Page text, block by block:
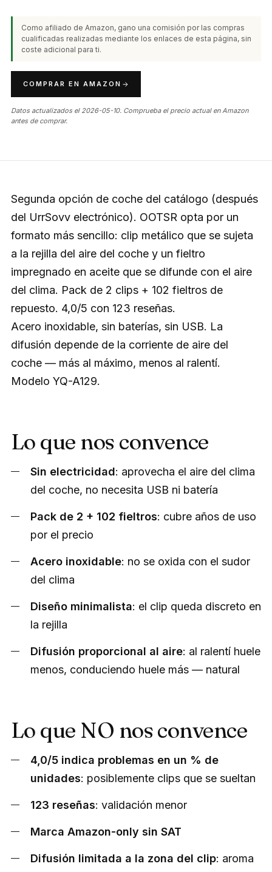
Como afiliado de Amazon, gano una comisión por las compras
cualificadas realizadas mediante los enlaces de esta página, sin
coste adicional para ti.
COMPRAR EN AMAZON
Datos actualizados el 2026-05-10. Comprueba el precio actual en Amazon
antes de comprar.
Segunda opción de coche del catálogo (después
del UrrSovv electrónico). OOTSR opta por un
formato más sencillo: clip metálico que se sujeta
a la rejilla del aire del coche y un fieltro
impregnado en aceite que se difunde con el aire
del clima. Pack de 2 clips + 102 fieltros de
repuesto. 4,0/5 con 123 reseñas.
Acero inoxidable, sin baterías, sin USB. La
difusión depende de la corriente de aire del
coche — más al máximo, menos al ralentí.
Modelo YQ-A129.
Lo que nos convence
Sin electricidad: aprovecha el aire del clima
del coche, no necesita USB ni batería
Pack de 2 + 102 fieltros: cubre años de uso
por el precio
Acero inoxidable: no se oxida con el sudor
del clima
Diseño minimalista: el clip queda discreto en
la rejilla
Difusión proporcional al aire: al ralentí huele
menos, conduciendo huele más — natural
Lo que NO nos convence
4,0/5 indica problemas en un % de
unidades: posiblemente clips que se sueltan
123 reseñas: validación menor
Marca Amazon-only sin SAT
Difusión limitada a la zona del clip: aroma